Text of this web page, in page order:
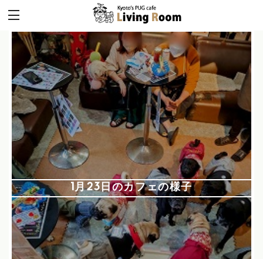
1月23日のカフェの様子